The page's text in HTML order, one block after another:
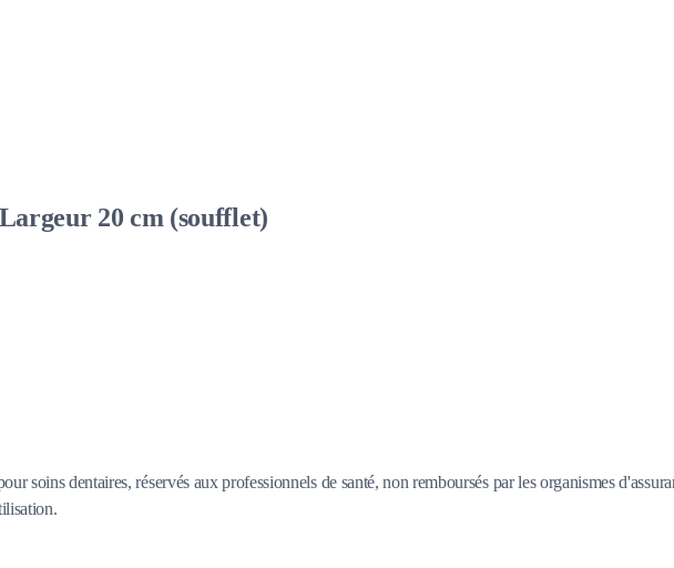
20 cm (soufflet)
dentaires, réservés aux professionnels de santé, non remboursés par les organismes